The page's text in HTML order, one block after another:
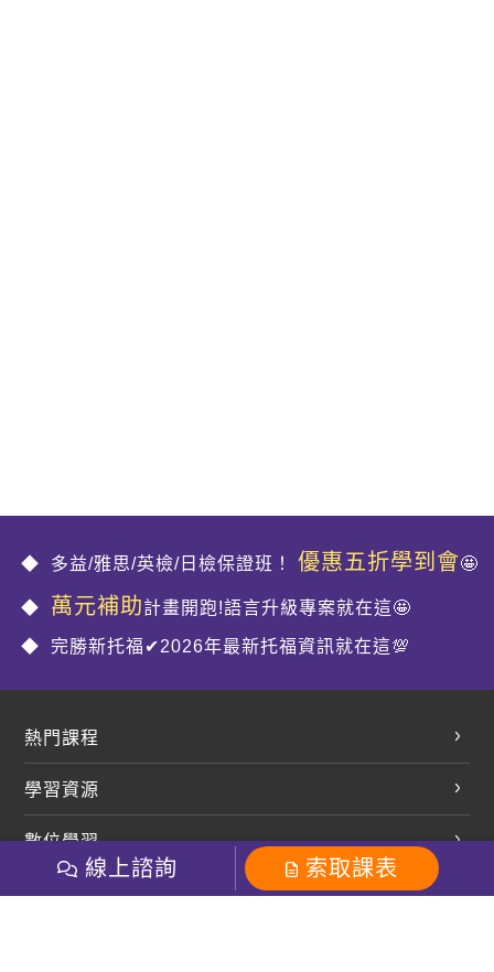
多益/雅思/英檢/日檢保證班！ 優惠五折學到會🤩
萬元補助計畫開跑!語言升級專案就在這🤩
完勝新托福✔2026年最新托福資訊就在這💯
熱門課程
開口溜英文
學習資源
開課查詢
數位學習
巨匠美語數位學院
社群
線上諮詢 索取課表